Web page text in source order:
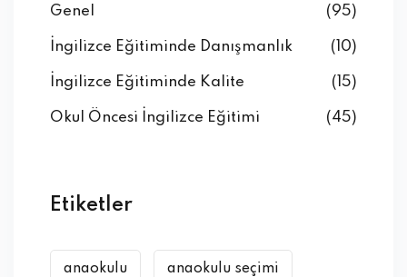
Genel (95)
İngilizce Eğitiminde Danışmanlık (10)
İngilizce Eğitiminde Kalite (15)
Okul Öncesi İngilizce Eğitimi (45)
Etiketler
anaokulu anaokulu seçimi